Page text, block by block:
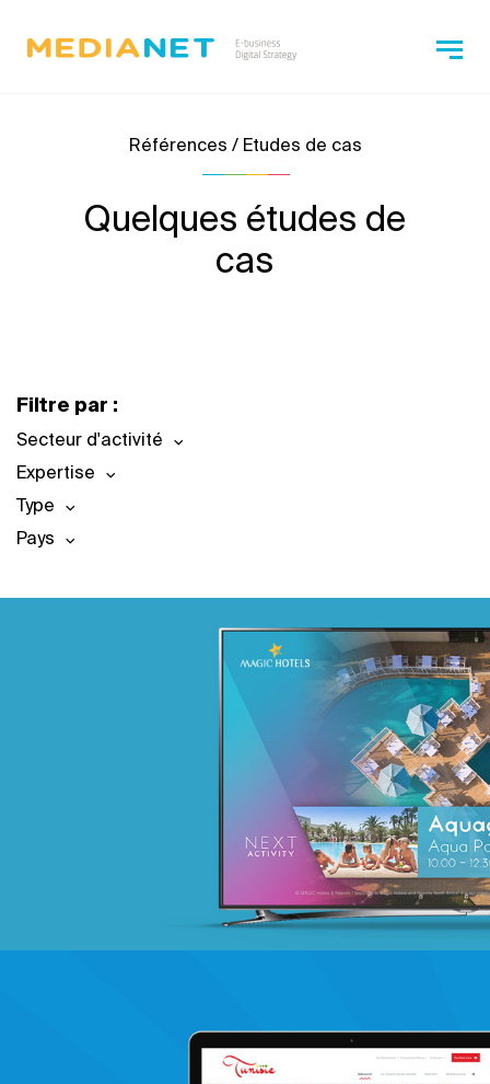
Références / Etudes de cas
Quelques études de
cas
Filtre par :
Secteur d'activité
Expertise
Type
Pays